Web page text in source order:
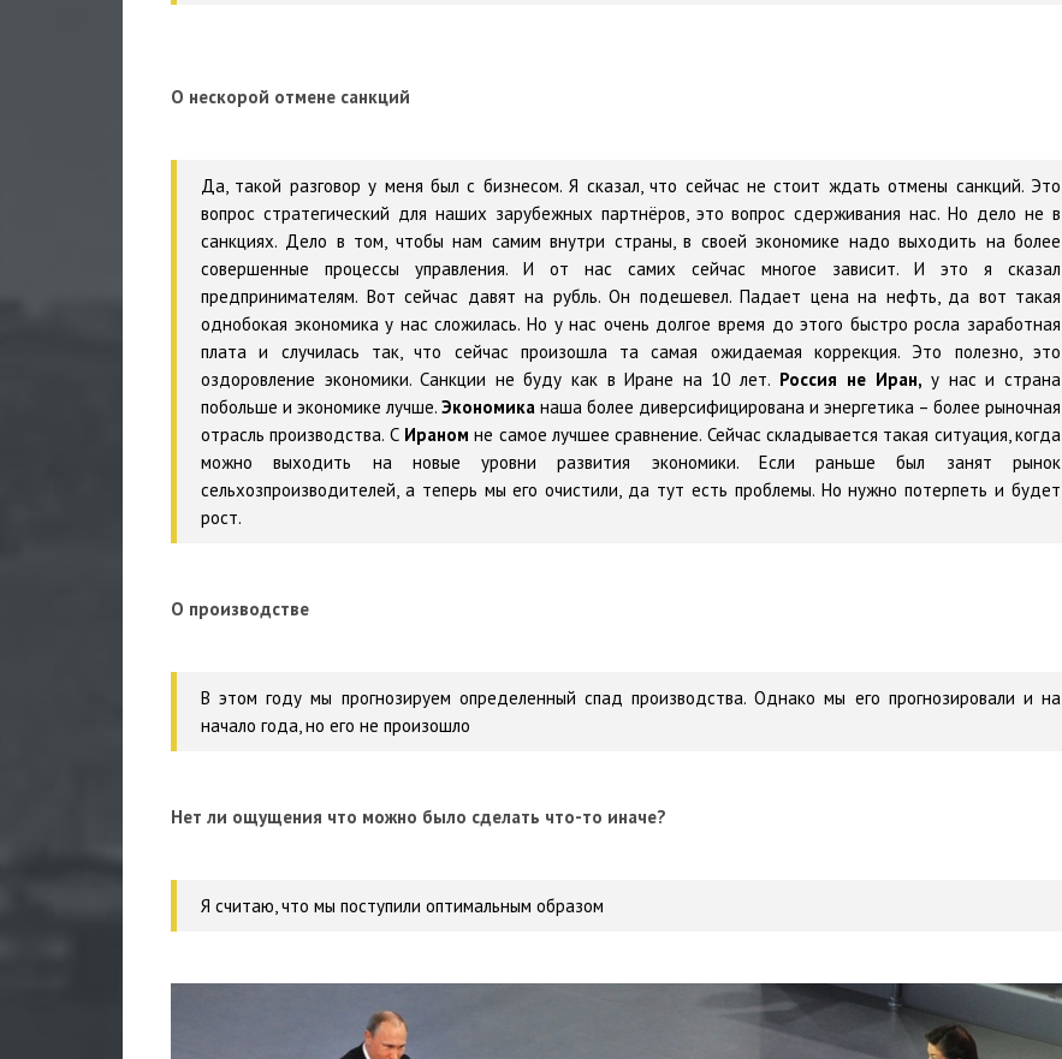
О нескорой отмене санкций
Да, такой разговор у меня был с бизнесом. Я сказал, что сейчас не стоит ждать отмены санкций. Это
вопрос стратегический для наших зарубежных партнёров, это вопрос сдерживания нас. Но дело не в
санкциях. Дело в том, чтобы нам самим внутри страны, в своей экономике надо выходить на более
совершенные процессы управления. И от нас самих сейчас многое зависит. И это я сказал
предпринимателям. Вот сейчас давят на рубль. Он подешевел. Падает цена на нефть, да вот такая
однобокая экономика у нас сложилась. Но у нас очень долгое время до этого быстро росла заработная
плата и случилась так, что сейчас произошла та самая ожидаемая коррекция. Это полезно, это
оздоровление экономики. Санкции не буду как в Иране на 10 лет. Россия не Иран, у нас и страна
побольше и экономике лучше. Экономика наша более диверсифицирована и энергетика – более рыночная
отрасль производства. С Ираном не самое лучшее сравнение. Сейчас складывается такая ситуация, когда
можно выходить на новые уровни развития экономики. Если раньше был занят рынок
сельхозпроизводителей, а теперь мы его очистили, да тут есть проблемы. Но нужно потерпеть и будет
рост.
О производстве
В этом году мы прогнозируем определенный спад производства. Однако мы его прогнозировали и на
начало года, но его не произошло
Нет ли ощущения что можно было сделать что-то иначе?
Я считаю, что мы поступили оптимальным образом